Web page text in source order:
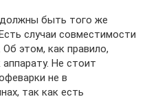
быть того же
случаи совместимости
этом, как правило,
Не стоит
не в
так как есть